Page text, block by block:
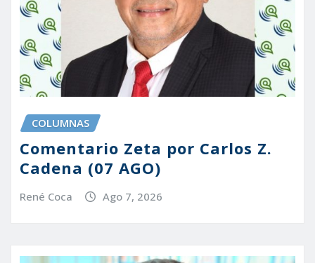
COLUMNAS
Comentario Zeta por Carlos Z.
Cadena (07 AGO)
René Coca Ago 7, 2026